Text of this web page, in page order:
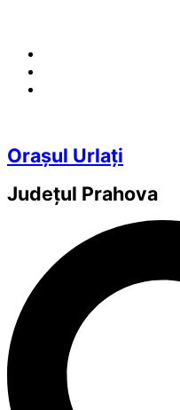
Orașul Urlați
Județul Prahova